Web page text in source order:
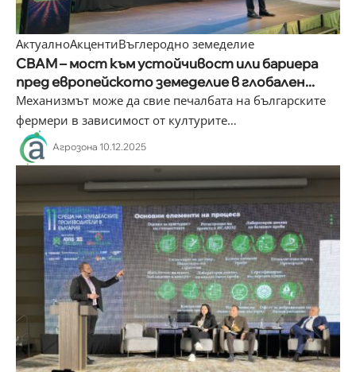
АктуалноАкцентиВъглеродно земеделие
CBAM – мост към устойчивост или бариера
пред европейското земеделие в глобален...
Механизмът може да свие печалбата на българските
фермери в зависимост от културите…
Агрозона 10.12.2025